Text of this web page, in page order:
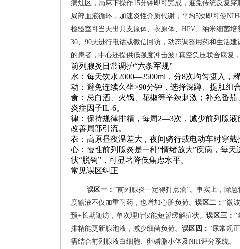
病灶区，局麻下操作15分钟即可完成，避免传统反复
局部血液循环，加速炎性介质代谢，平均5次即可使
检验室可当天出具支原体、衣原体、HPV、纳米细菌
30、90天进行电话或微信回访，动态调整用药和生活
的患者，中心还提供低强度冲击波+真空负压联合康复
前列腺炎日常调护“六条军规”
水：每天饮水2000—2500ml，分8次均匀摄入，
动：避免连续久坐>90分钟，选择深蹲、提肛组
食：忌白酒、火锅、花椒等辛辣刺激；补充番
炎症因子IL-6。
律：保持规律排精，每周2—3次，减少前列腺液
改善局部引流。
衣：高原昼夜温差大，夜间骑行或电动车时穿戴
心：慢性前列腺炎是一种“情绪放大”疾病，每
状“脱钩”，可显著降低焦虑水平。
常见误区纠正
误区一： “前列腺炎一定得打点滴”。事实上，除
度输液不仅加重耐药，也增加心脏负荷。 误区二： “微
预+长期随访，单次理疗仅能短暂缓解症状。 误区三： “
排精能更新腺泡液，减少细菌负荷。 误区四： “尿常规
需结合前列腺液白细胞、卵磷脂小体及NIH评分系统。